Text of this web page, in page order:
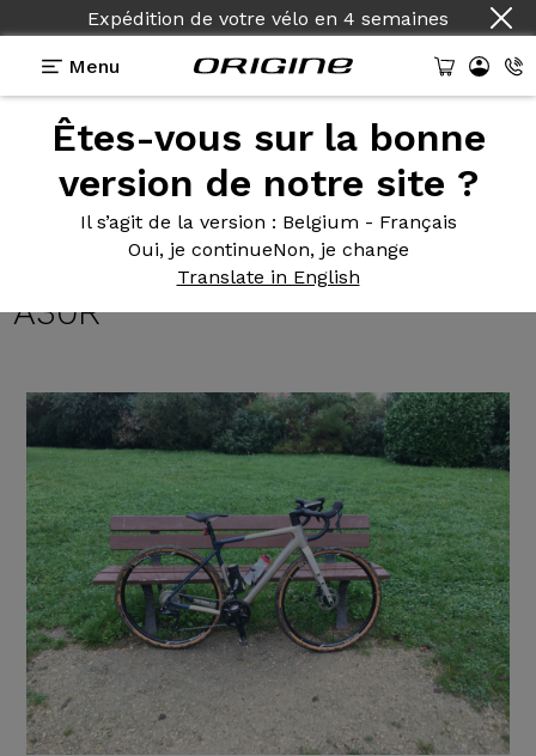
Expédition de votre vélo en 4 semaines
Menu
Êtes-vous sur la bonne
version de notre site ?
Il s’agit de la version : Belgium - Français
Oui, je continueNon, je change
Translate in English
Témoignages>Graxx III GTO - Shimano R7100 12v -
Graxx IIIGTO - Shimano
R7100 12v - Prymahl Orion
A30R